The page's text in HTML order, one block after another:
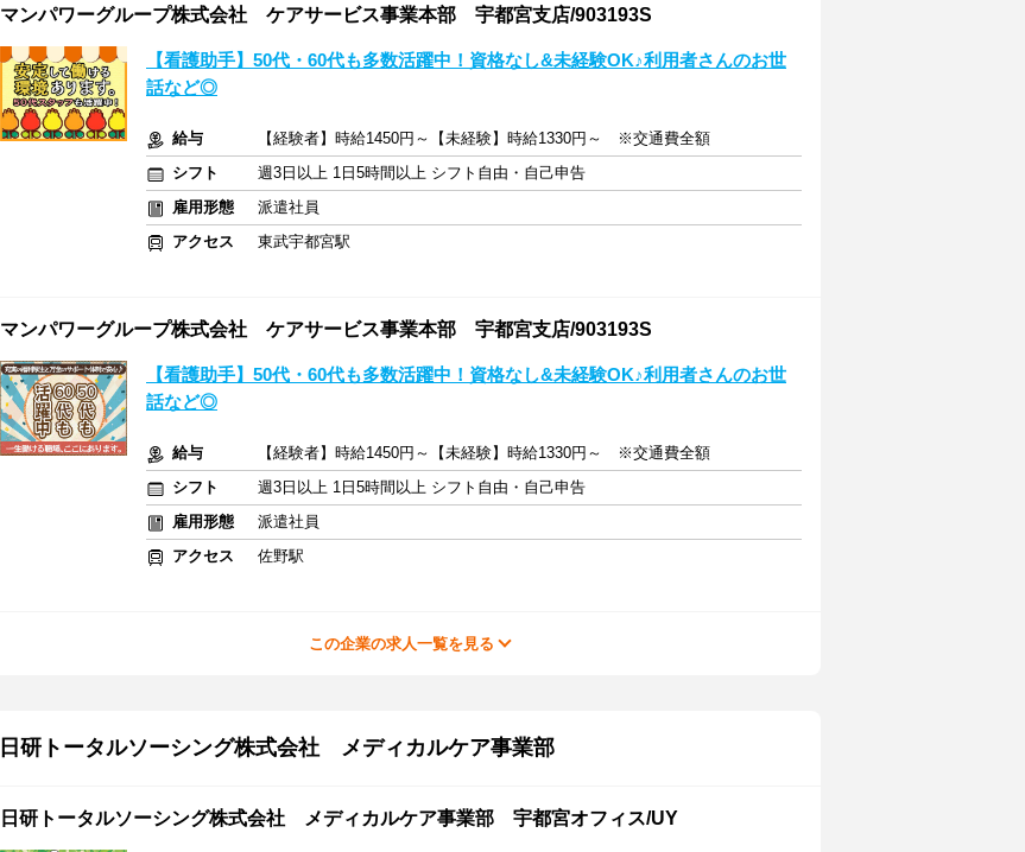
マンパワーグループ株式会社 ケアサービス事業本部 宇都宮支店/903193S
【看護助手】50代・60代も多数活躍中！資格なし&未経験OK♪利用者さんのお世
話など◎
給与
【経験者】時給1450円～【未経験】時給1330円～ ※交通費全額
シフト
週3日以上 1日5時間以上 シフト自由・自己申告
雇用形態
派遣社員
アクセス
東武宇都宮駅
マンパワーグループ株式会社 ケアサービス事業本部 宇都宮支店/903193S
【看護助手】50代・60代も多数活躍中！資格なし&未経験OK♪利用者さんのお世
話など◎
給与
【経験者】時給1450円～【未経験】時給1330円～ ※交通費全額
シフト
週3日以上 1日5時間以上 シフト自由・自己申告
雇用形態
派遣社員
アクセス
佐野駅
この企業の求人一覧を見る
日研トータルソーシング株式会社 メディカルケア事業部
日研トータルソーシング株式会社 メディカルケア事業部 宇都宮オフィス/UY